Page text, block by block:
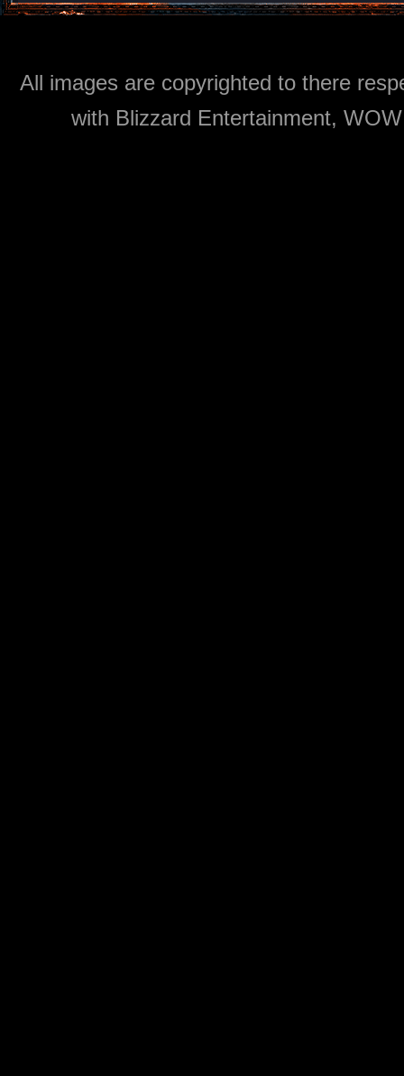
All images are copyrighted to there
with Blizzard Entertainment,